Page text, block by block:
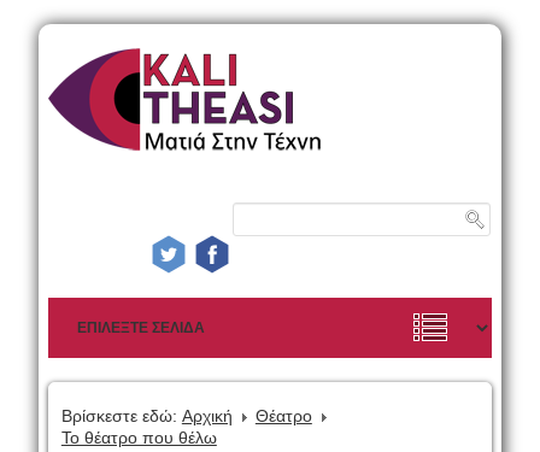
Βρίσκεστε εδώ: Αρχική
Θέατρο
Το θέατρο που θέλω